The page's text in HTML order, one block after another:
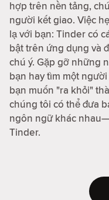
hợp trên nền tảng,
người kết giao. Việc
lạ với bạn: Tinder có
bật trên ứng dụng và
chú ý. Gặp gỡ những
bạn hay tìm một
bạn muốn "ra khỏi"
chúng tôi có thể đưa
ngôn ngữ khác
Tinder.